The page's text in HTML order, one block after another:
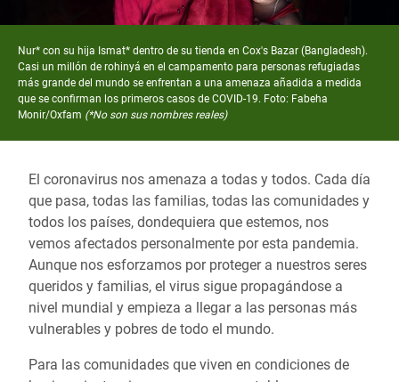
Nur* con su hija Ismat* dentro de su tienda en Cox's Bazar (Bangladesh).
Casi un millón de rohinyá en el campamento para personas refugiadas
más grande del mundo se enfrentan a una amenaza añadida a medida
que se confirman los primeros casos de COVID-19. Foto: Fabeha
Monir/Oxfam (*No son sus nombres reales)
El coronavirus nos amenaza a todas y todos. Cada día
que pasa, todas las familias, todas las comunidades y
todos los países, dondequiera que estemos, nos
vemos afectados personalmente por esta pandemia.
Aunque nos esforzamos por proteger a nuestros seres
queridos y familias, el virus sigue propagándose a
nivel mundial y empieza a llegar a las personas más
vulnerables y pobres de todo el mundo.
Para las comunidades que viven en condiciones de